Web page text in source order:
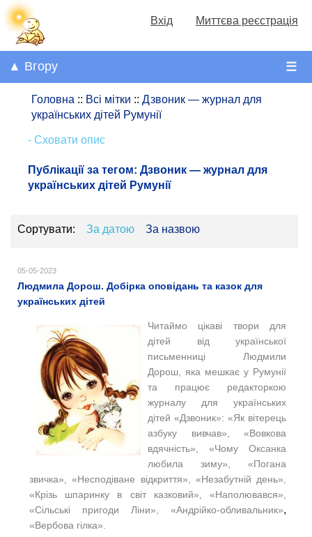
Вхід Миттєва реєстрація
☰
▲ Вгору
Головна :: Всі мітки :: Дзвоник — журнал для
українських дітей Румунії
- Сховати опис
Публікації за тегом: Дзвоник — журнал для
українських дітей Румунії
Сортувати: За датою За назвою
05-05-2023
Людмила Дорош. Добірка оповідань та казок для
українських дітей
Читаймо цікаві твори для
дітей від української
письменниці Людмили
Дорош, яка мешкає у Румунії
та працює редакторкою
журналу для українських
дітей «Дзвоник»: «Як вітерець
азбуку вивчав», «Вовкова
вдячність», «Чому Оксанка
любила зиму», «Погана
звичка», «Несподіване відкриття», «Незабутній день»,
«Крізь шпаринку в світ казковий», «Наполювався»,
«Сільські пригоди Ліни», «Андрійко-обливальник»,
«Вербова гілка».